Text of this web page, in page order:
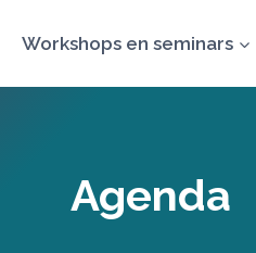
Workshops en seminars
Agenda